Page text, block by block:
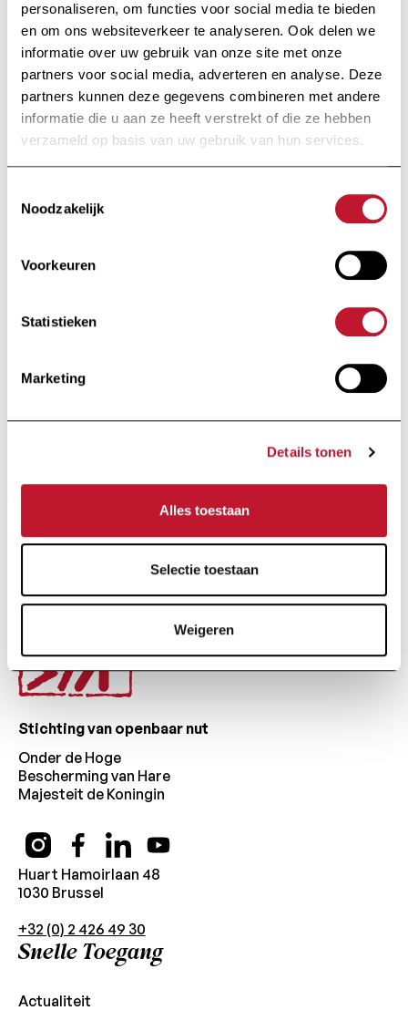
personaliseren, om functies voor social media te bieden
en om ons websiteverkeer te analyseren. Ook delen we
informatie over uw gebruik van onze site met onze
partners voor social media, adverteren en analyse. Deze
partners kunnen deze gegevens combineren met andere
informatie die u aan ze heeft verstrekt of die ze hebben
verzameld op basis van uw gebruik van hun services.
Noodzakelijk
Voorkeuren
Statistieken
Marketing
Details tonen
Alles toestaan
Selectie toestaan
Weigeren
Bekijk de
Bekijk de publicatie
Op de hoogte
blijven
onderzoek en nieuws van de Charcot Stichting
Door op "Ik schrijf me in" te klikken, aanvaardt u ons
Stichting van openbaar nut
Onder de Hoge
Bescherming van Hare
Majesteit de Koningin
Huart Hamoirlaan 48
1030 Brussel
+32 (0) 2 426 49 30
Snelle Toegang
Actualiteit